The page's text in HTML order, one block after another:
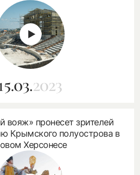
2023
вояж» пронесет зрителей
Крымского полуострова в
Херсонесе